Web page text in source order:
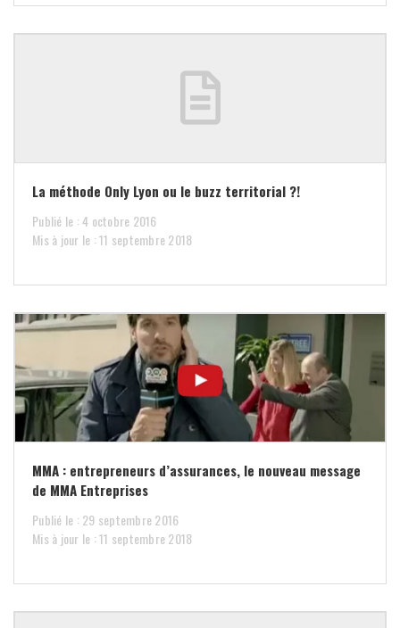
La méthode Only Lyon ou le buzz territorial ?!
Publié le : 4 octobre 2016
Mis à jour le : 11 septembre 2018
MMA : entrepreneurs d’assurances, le nouveau message
de MMA Entreprises
Publié le : 29 septembre 2016
Mis à jour le : 11 septembre 2018